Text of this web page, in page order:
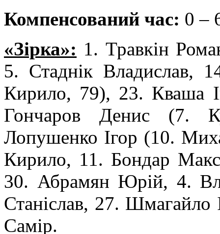
Компенсований час: 0 –
«Зірка»: 1. Травкін
5. Стаднік Владислав,
Кирило, 79), 23. Кваша
Гончаров Денис (7.
Лопушенко Ігор (10.
Кирило, 11. Бондар
30. Абрамян Юрій, 4.
Станіслав, 27. Шмагайло
Самір.